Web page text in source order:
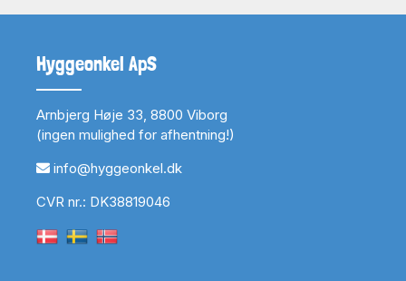
Hyggeonkel ApS
Arnbjerg Høje 33, 8800 Viborg
(ingen mulighed for afhentning!)
info@hyggeonkel.dk
CVR nr.: DK38819046